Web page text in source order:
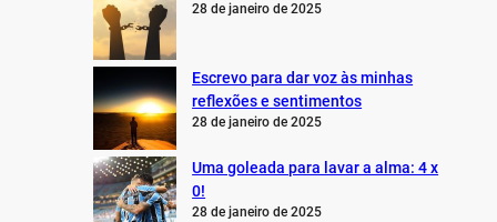
28 de janeiro de 2025
Escrevo para dar voz às minhas
reflexões e sentimentos
28 de janeiro de 2025
Uma goleada para lavar a alma: 4 x
0!
28 de janeiro de 2025